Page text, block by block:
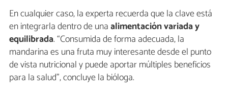
En cualquier caso, la experta recuerda que la clave está
en integrarla dentro de unaalimentación variada y
equilibrada. “Consumida de forma adecuada, la
mandarina es una fruta muy interesante desde el punto
de vista nutricional y puede aportar múltiples beneficios
para la salud”, concluye la bióloga.